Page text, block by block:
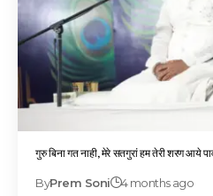
गुरु बिना गत नाही, मेरे सतगुरां हम तेरी शरण आये
ByPrem Soni 4 months ago